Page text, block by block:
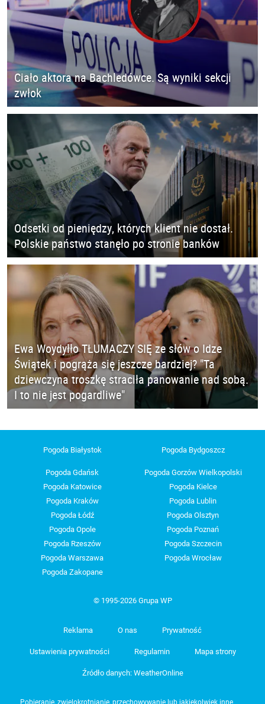
Ciało aktora na Bachledówce. Są wyniki sekcji
zwłok
Odsetki od pieniędzy, których klient nie dostał.
Polskie państwo stanęło po stronie banków
Ewa Woydyłło TŁUMACZY SIĘ ze słów o Idze
Świątek i pogrąża się jeszcze bardziej? "Ta
dziewczyna troszkę straciła panowanie nad sobą.
I to nie jest pogardliwe"
Pogoda Białystok Pogoda Bydgoszcz
Pogoda Gdańsk
Pogoda Gorzów Wielkopolski
Pogoda Katowice
Pogoda Kielce
Pogoda Kraków
Pogoda Lublin
Pogoda Łódź
Pogoda Olsztyn
Pogoda Opole
Pogoda Poznań
Pogoda Rzeszów
Pogoda Szczecin
Pogoda Warszawa
Pogoda Wrocław
Pogoda Zakopane
© 1995-2026 Grupa WP
Reklama O nas Prywatność
Ustawienia prywatności Regulamin Mapa strony
Źródło danych: WeatherOnline
Pobieranie, zwielokrotnianie, przechowywanie lub jakiekolwiek inne